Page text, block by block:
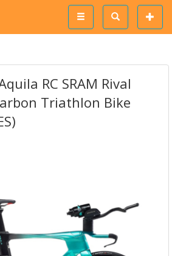
RC SRAM Rival
Triathlon Bike